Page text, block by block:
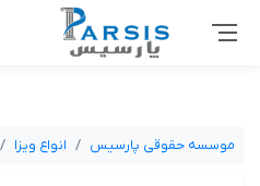
موسسه حقوقی پارسیس انواع ویزا